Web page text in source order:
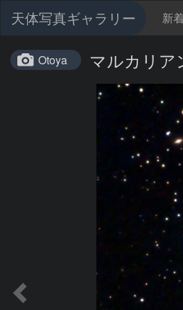
天体写真ギャラリー 新着
Otoya マルカリア